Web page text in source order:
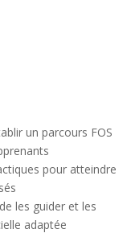
un parcours FOS
pour atteindre
les guider et les
adaptée